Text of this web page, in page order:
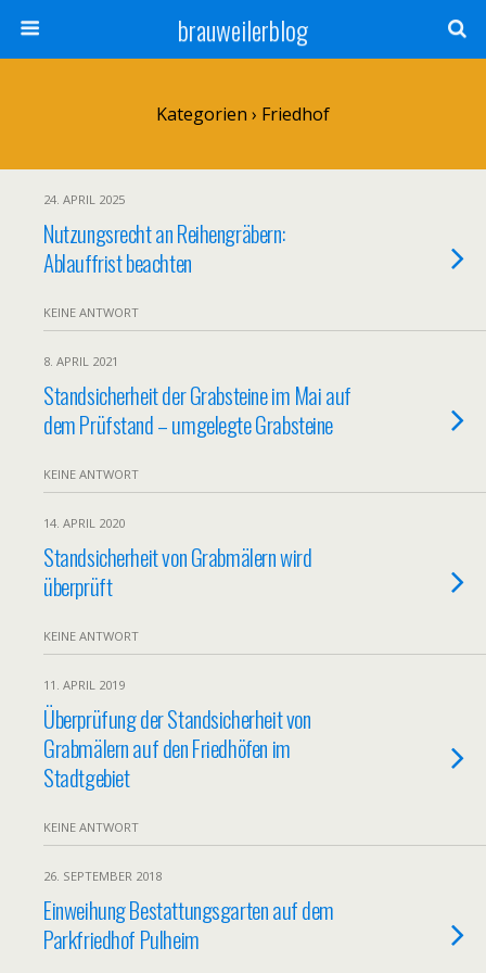
brauweilerblog
Kategorien › Friedhof
24. APRIL 2025
Nutzungsrecht an Reihengräbern:
Ablauffrist beachten
KEINE ANTWORT
8. APRIL 2021
Standsicherheit der Grabsteine im Mai auf
dem Prüfstand – umgelegte Grabsteine
KEINE ANTWORT
14. APRIL 2020
Standsicherheit von Grabmälern wird
überprüft
KEINE ANTWORT
11. APRIL 2019
Überprüfung der Standsicherheit von
Grabmälern auf den Friedhöfen im
Stadtgebiet
KEINE ANTWORT
26. SEPTEMBER 2018
Einweihung Bestattungsgarten auf dem
Parkfriedhof Pulheim